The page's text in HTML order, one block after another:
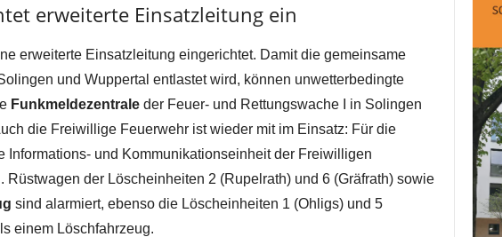
erweiterte Einsatzleitung ein
erweiterte Einsatzleitung eingerichtet. Damit die gemeinsame
und Wuppertal entlastet wird, können unwetterbedingte
Funkmeldezentraleder Feuer- und Rettungswache I in Solingen
die Freiwillige Feuerwehr ist wieder mit im Einsatz: Für die
Informations- und Kommunikationseinheit der Freiwilligen
Rüstwagen der Löscheinheiten 2 (Rupelrath) und 6 (Gräfrath) sowie
sind alarmiert, ebenso die Löscheinheiten 1 (Ohligs) und 5
einem Löschfahrzeug.